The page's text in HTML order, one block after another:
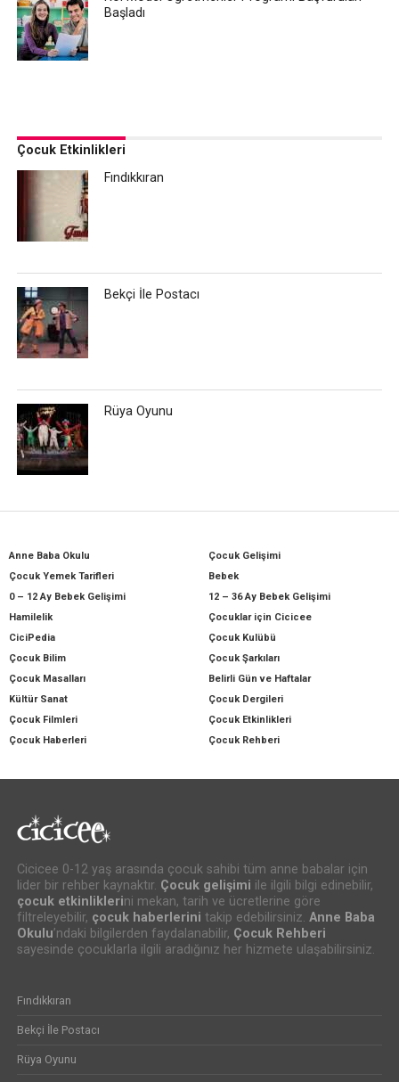
Başladı
Çocuk Etkinlikleri
Fındıkkıran
Bekçi İle Postacı
Rüya Oyunu
Anne Baba Okulu
Çocuk Gelişimi
Çocuk Yemek Tarifleri
Bebek
0 – 12 Ay Bebek Gelişimi
12 – 36 Ay Bebek Gelişimi
Hamilelik
Çocuklar için Cicicee
CiciPedia
Çocuk Kulübü
Çocuk Bilim
Çocuk Şarkıları
Çocuk Masalları
Belirli Gün ve Haftalar
Kültür Sanat
Çocuk Dergileri
Çocuk Filmleri
Çocuk Etkinlikleri
Çocuk Haberleri
Çocuk Rehberi
Cicicee 0-12 yaş arasında çocuk sahibi tüm anne babalar için
lider bir rehber kaynaktır. Çocuk gelişimi ile ilgili bilgi edinebilir,
çocuk etkinliklerini mekan, tarih ve ücretlerine göre
filtreleyebilir, çocuk haberlerini takip edebilirsiniz. Anne Baba
Okulu’ndaki bilgilerden faydalanabilir, Çocuk Rehberi
sayesinde çocuklarla ilgili aradığınız her hizmete ulaşabilirsiniz.
Fındıkkıran
Bekçi İle Postacı
Rüya Oyunu